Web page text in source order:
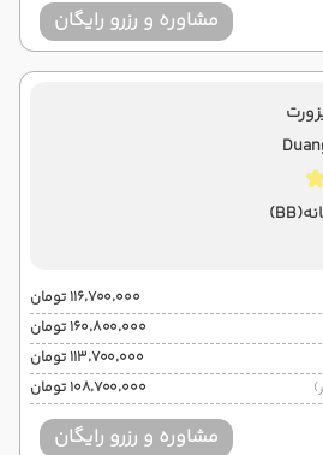
مشاوره و رزرو رایگان
(BB)
۱۱۶٬۷۰۰٬۰۰۰ تومان
۱۶۰٬۸۰۰٬۰۰۰ تومان
۱۱۳٬۷۰۰٬۰۰۰ تومان
۱۰۸٬۷۰۰٬۰۰۰ تومان
مشاوره و رزرو رایگان